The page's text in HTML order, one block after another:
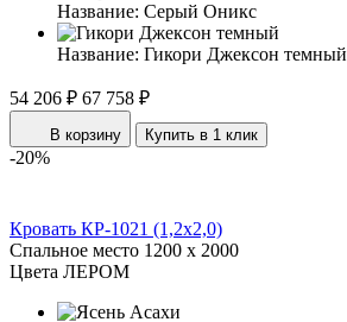
Название: Серый Оникс
Название: Гикори Джексон темный
54 206 ₽ 67 758 ₽
В корзину Купить в 1 клик
-20%
Кровать КР-1021 (1,2x2,0)
Спальное место 1200 x 2000
Цвета ЛЕРОМ